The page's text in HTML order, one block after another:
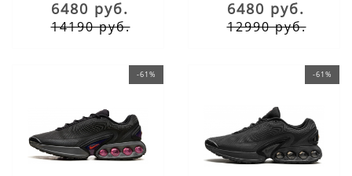
6480 руб.
14190 руб.
6480 руб.
12990 руб.
-61% -61%